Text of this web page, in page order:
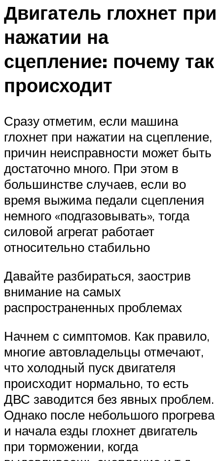
Двигатель глохнет при
нажатии на
сцепление: почему так
происходит
Сразу отметим, если машина
глохнет при нажатии на сцепление,
причин неисправности может быть
достаточно много. При этом в
большинстве случаев, если во
время выжима педали сцепления
немного «подгазовывать», тогда
силовой агрегат работает
относительно стабильно
Давайте разбираться, заострив
внимание на самых
распространенных проблемах
Начнем с симптомов. Как правило,
многие автовладельцы отмечают,
что холодный пуск двигателя
происходит нормально, то есть
ДВС заводится без явных проблем.
Однако после небольшого прогрева
и начала езды глохнет двигатель
при торможении, когда